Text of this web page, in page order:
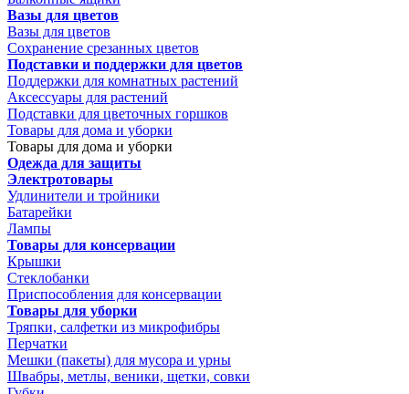
Вазы для цветов
Вазы для цветов
Сохранение срезанных цветов
Подставки и поддержки для цветов
Поддержки для комнатных растений
Аксессуары для растений
Подставки для цветочных горшков
Товары для дома и уборки
Товары для дома и уборки
Одежда для защиты
Электротовары
Удлинители и тройники
Батарейки
Лампы
Товары для консервации
Крышки
Стеклобанки
Приспособления для консервации
Товары для уборки
Тряпки, салфетки из микрофибры
Перчатки
Мешки (пакеты) для мусора и урны
Швабры, метлы, веники, щетки, совки